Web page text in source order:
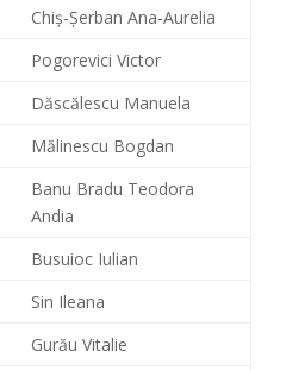
Chiș-Șerban Ana-Aurelia
Pogorevici Victor
Dăscălescu Manuela
Mălinescu Bogdan
Banu Bradu Teodora
Andia
Busuioc Iulian
Sin Ileana
Gurău Vitalie